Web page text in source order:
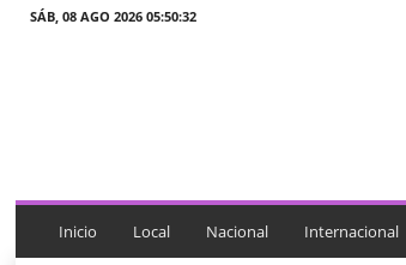
SÁB, 08 AGO 2026 05:50:32
c
a
Inicio Local Nacional Internacional